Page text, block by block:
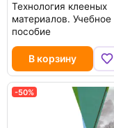
Технология клееных
материалов. Учебное
пособие
В корзину
-50%